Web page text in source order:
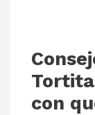
con